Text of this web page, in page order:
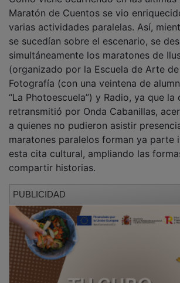
Maratón de Cuentos se vio
varias actividades paralelas. Así,
se sucedían sobre el escenario, se
simultáneamente los maratones de
(organizado por la Escuela de Arte de
Fotografía (con una veintena de
“La Photoescuela”) y Radio, ya que la
retransmitió por Onda Cabanillas,
a quienes no pudieron asistir
maratones paralelos forman ya parte
esta cita cultural, ampliando las
compartir historias.